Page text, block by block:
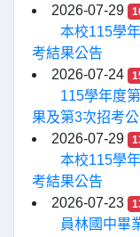
2026-07-29
本校115學
考結果公告
2026-07-24
115學年度
果及第3次招考
2026-07-29
本校115學
考結果公告
2026-07-23
員林國中畢